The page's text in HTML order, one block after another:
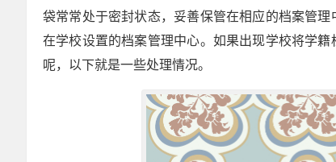
袋常常处于密封状态，妥善保管在相应的档案管
在学校设置的档案管理中心。如果出现学校将学
呢，以下就是一些处理情况。